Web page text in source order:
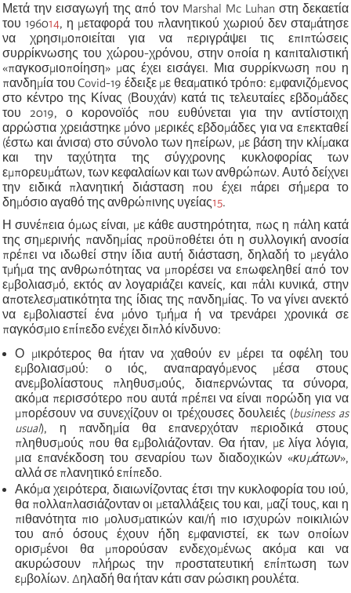
Μετά την εισαγωγή της από τον Marshal Mc Luhan στη δεκαετία
του 196014, η μεταφορά του πλανητικού χωριού δεν σταμάτησε
να χρησιμοποιείται για να περιγράψει τις επιπτώσεις
συρρίκνωσης του χώρου-χρόνου, στην οποία η καπιταλιστική
«παγκοσμιοποίηση» μας έχει εισάγει. Μια συρρίκνωση που η
πανδημία του Covid-19 έδειξε με θεαματικό τρόπο: εμφανιζόμενος
στο κέντρο της Κίνας (Βουχάν) κατά τις τελευταίες εβδομάδες
του 2019, ο κορονοϊός που ευθύνεται για την αντίστοιχη
αρρώστια χρειάστηκε μόνο μερικές εβδομάδες για να επεκταθεί
(έστω και άνισα) στο σύνολο των ηπείρων, με βάση την κλίμακα
και την ταχύτητα της σύγχρονης κυκλοφορίας των
εμπορευμάτων, των κεφαλαίων και των ανθρώπων. Αυτό δείχνει
την ειδικά πλανητική διάσταση που έχει πάρει σήμερα το
δημόσιο αγαθό της ανθρώπινης υγείας15.
Ησυνέπεια όμως είναι, με κάθε αυστηρότητα, πως η πάλη κατά
της σημερινής πανδημίας προϋποθέτει ότι η συλλογική ανοσία
πρέπει να ιδωθεί στην ίδια αυτή διάσταση, δηλαδή το μεγάλο
τμήμα της ανθρωπότητας να μπορέσει να επωφεληθεί από τον
εμβολιασμό, εκτός αν λογαριάζει κανείς, και πάλι κυνικά, στην
αποτελεσματικότητα της ίδιας της πανδημίας. Το να γίνει ανεκτό
να εμβολιαστεί ένα μόνο τμήμα ή να τρενάρειχρονικά σε
παγκόσμιο επίπεδοενέχει διπλό κίνδυνο:
Ο μικρότερος θα ήταν να χαθούν εν μέρει τα οφέλη του
εμβολιασμού: ο ιός, αναπαραγόμενος μέσα στους
ανεμβολίαστους πληθυσμούς, διαπερνώντας τα σύνορα,
ακόμα περισσότερο που αυτά πρέπει να είναι πορώδη για να
μπορέσουν να συνεχίζουν οι τρέχουσες δουλειές (business as
usual), η πανδημία θα επανερχόταν περιοδικά στους
πληθυσμούς που θα εμβολιάζονταν. Θα ήταν, με λίγα λόγια,
μια επανέκδοση του σεναρίου των διαδοχικών «κυμάτων»,
αλλά σε πλανητικό επίπεδο.
Ακόμα χειρότερα, διαιωνίζοντας έτσι την κυκλοφορία του ιού,
θα πολλαπλασιάζονταν οι μεταλλάξεις του και, μαζί τους, και η
πιθανότητα πιο μολυσματικών και/ή πιο ισχυρών ποικιλιών
του από όσους έχουν ήδη εμφανιστεί, εκ των οποίων
ορισμένοι θα μπορούσαν ενδεχομένως ακόμα και να
ακυρώσουν πλήρως την προστατευτική επίπτωση των
εμβολίων. Δηλαδή θα ήταν κάτι σαν ρώσικη ρουλέτα.